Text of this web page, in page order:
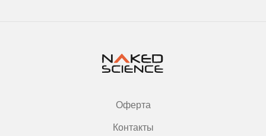
Оферта
Контакты